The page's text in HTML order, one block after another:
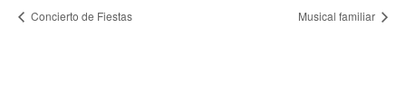
Concierto de Fiestas Musical familiar